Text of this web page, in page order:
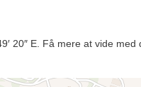
20″ E. Få mere at vide